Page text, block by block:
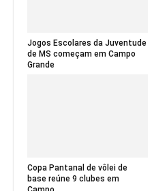
Jogos Escolares da Juventude
de MS começam em Campo
Grande
Copa Pantanal de vôlei de
base reúne 9 clubes em